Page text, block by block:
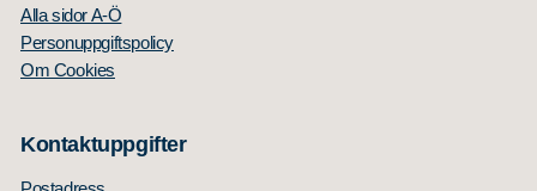
Alla sidor A-Ö
Personuppgiftspolicy
Om Cookies
Kontaktuppgifter